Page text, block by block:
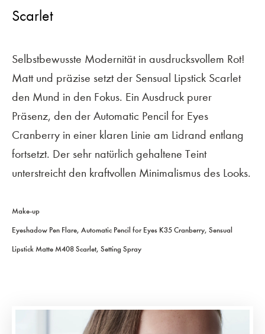
Scarlet
Selbstbewusste Modernität in ausdrucksvollem Rot!
Matt und präzise setzt der Sensual Lipstick Scarlet
den Mund in den Fokus. Ein Ausdruck purer
Präsenz, den der Automatic Pencil for Eyes
Cranberry in einer klaren Linie am Lidrand entlang
fortsetzt. Der sehr natürlich gehaltene Teint
unterstreicht den kraftvollen Minimalismus des Looks.
Make-up
Eyeshadow Pen Flare, Automatic Pencil for Eyes K35 Cranberry, Sensual
Lipstick Matte M408 Scarlet, Setting Spray